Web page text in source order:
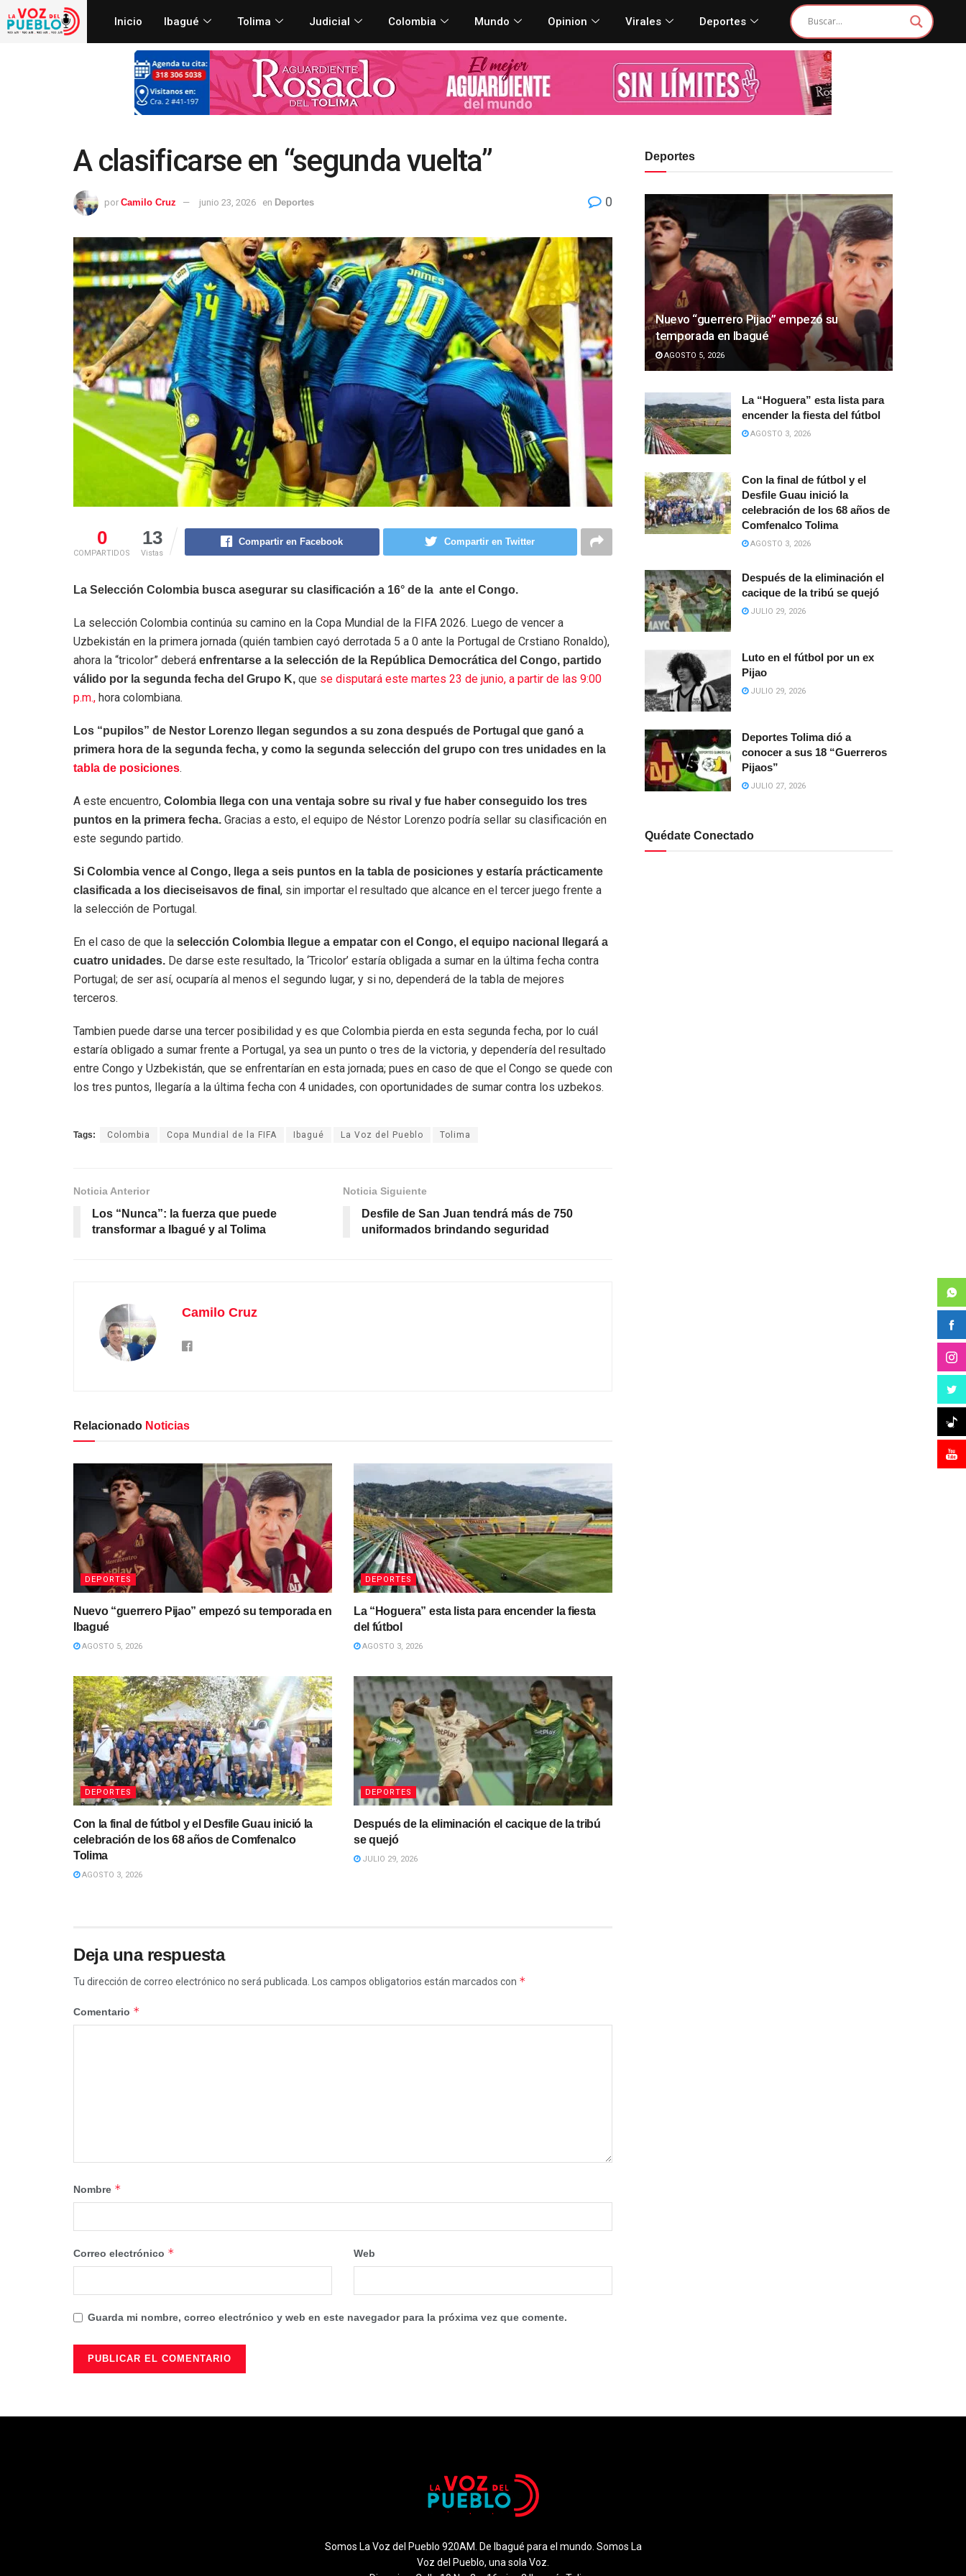
Inicio Ibagué Tolima Judicial Colombia Mundo Opinion Virales Deportes
A clasificarse en “segunda vuelta”
por Camilo Cruz junio 23, 2026 en Deportes 0
0
COMPARTIDOS
13
Vistas
Compartir en Facebook Compartir en Twitter
La Selección Colombia busca asegurar su clasificación a 16° de la ante el Congo.
La selección Colombia continúa su camino en la Copa Mundial de la FIFA 2026. Luego de vencer a
Uzbekistán en la primera jornada (quién tambien cayó derrotada 5 a 0 ante la Portugal de Crstiano Ronaldo),
ahora la “tricolor” deberá enfrentarse a la selección de la República Democrática del Congo, partido
válido por la segunda fecha del Grupo K, que se disputará este martes 23 de junio, a partir de las 9:00
p.m., hora colombiana.
Los “pupilos” de Nestor Lorenzo llegan segundos a su zona después de Portugal que ganó a
primera hora de la segunda fecha, y como la segunda selección del grupo con tres unidades en la
tabla de posiciones.
A este encuentro, Colombia llega con una ventaja sobre su rival y fue haber conseguido los tres
puntos en la primera fecha. Gracias a esto, el equipo de Néstor Lorenzo podría sellar su clasificación en
este segundo partido.
Si Colombia vence al Congo, llega a seis puntos en la tabla de posiciones y estaría prácticamente
clasificada a los dieciseisavos de final , sin importar el resultado que alcance en el tercer juego frente a
la selección de Portugal.
En el caso de que la selección Colombia llegue a empatar con el Congo, el equipo nacional llegará a
cuatro unidades. De darse este resultado, la ‘Tricolor’ estaría obligada a sumar en la última fecha contra
Portugal; de ser así, ocuparía al menos el segundo lugar, y si no, dependerá de la tabla de mejores
terceros.
Tambien puede darse una tercer posibilidad y es que Colombia pierda en esta segunda fecha, por lo cuál
estaría obligado a sumar frente a Portugal, ya sea un punto o tres de la victoria, y dependería del resultado
entre Congo y Uzbekistán, que se enfrentarían en esta jornada; pues en caso de que el Congo se quede con
los tres puntos, llegaría a la última fecha con 4 unidades, con oportunidades de sumar contra los uzbekos.
Tags: Colombia Copa Mundial de la FIFA Ibagué La Voz del Pueblo Tolima
Noticia Anterior
Los “Nunca”: la fuerza que puede
transformar a Ibagué y al Tolima
Noticia Siguiente
Desfile de San Juan tendrá más de 750
uniformados brindando seguridad
Camilo Cruz
Relacionado Noticias
DEPORTES
Nuevo “guerrero Pijao” empezó su temporada en
Ibagué
AGOSTO 5, 2026
DEPORTES
La “Hoguera” esta lista para encender la fiesta
del fútbol
AGOSTO 3, 2026
DEPORTES
Con la final de fútbol y el Desfile Guau inició la
celebración de los 68 años de Comfenalco
Tolima
AGOSTO 3, 2026
DEPORTES
Después de la eliminación el cacique de la tribú
se quejó
JULIO 29, 2026
Deja una respuesta
Tu dirección de correo electrónico no será publicada. Los campos obligatorios están marcados con *
Comentario *
Nombre *
Correo electrónico * Web
Guarda mi nombre, correo electrónico y web en este navegador para la próxima vez que comente.
Deportes
Nuevo “guerrero Pijao” empezó su
temporada en Ibagué
AGOSTO 5, 2026
La “Hoguera” esta lista para
encender la fiesta del fútbol
AGOSTO 3, 2026
Con la final de fútbol y el
Desfile Guau inició la
celebración de los 68 años de
Comfenalco Tolima
AGOSTO 3, 2026
Después de la eliminación el
cacique de la tribú se quejó
JULIO 29, 2026
Luto en el fútbol por un ex
Pijao
JULIO 29, 2026
Deportes Tolima dió a
conocer a sus 18 “Guerreros
Pijaos”
JULIO 27, 2026
Quédate Conectado
Somos La Voz del Pueblo 920AM. De Ibagué para el mundo. Somos La
Voz del Pueblo, una sola Voz.